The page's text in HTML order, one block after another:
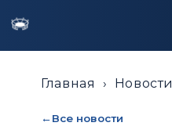
Главная › Новости
Все новости